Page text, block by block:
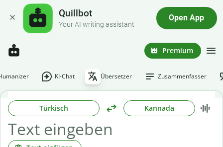
Quillbot
Your AI writing assistant
Open App
Premium
KI-Chat Übersetzer Zusammenfasser
Türkisch Kannada